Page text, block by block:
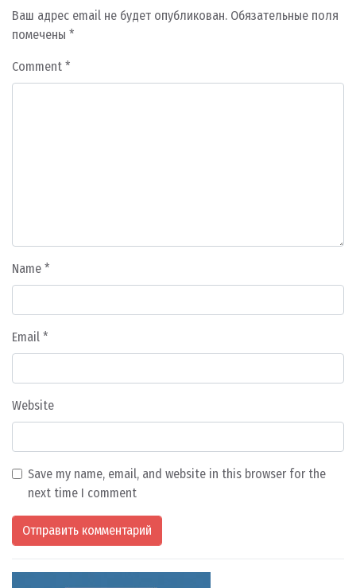
Ваш адрес email не будет опубликован. Обязательные поля
помечены *
Comment *
Name *
Email *
Website
Save my name, email, and website in this browser for the
next time I comment